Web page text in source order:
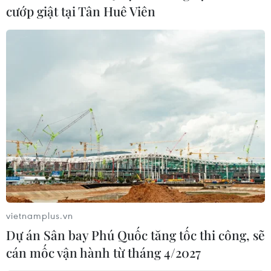
về tiền đồng của Việt Nam
07/08/2026 12:46
Phép thử sức chống chịu của kinh tế
Thuế polysilicon: Doanh nghiệp Hàn
Quốc tại Mỹ có lợi thế
07/08/2026 12:17
Tầm nhìn bán dẫn của Malaysia: Đi
từ thế mạnh sẵn có lên nấc thang giá
cướp giật tại Tân Huê Viên
vietnamplus.vn
Dự án Sân bay Phú Quốc tăng tốc thi công, sẽ
cán mốc vận hành từ tháng 4/2027